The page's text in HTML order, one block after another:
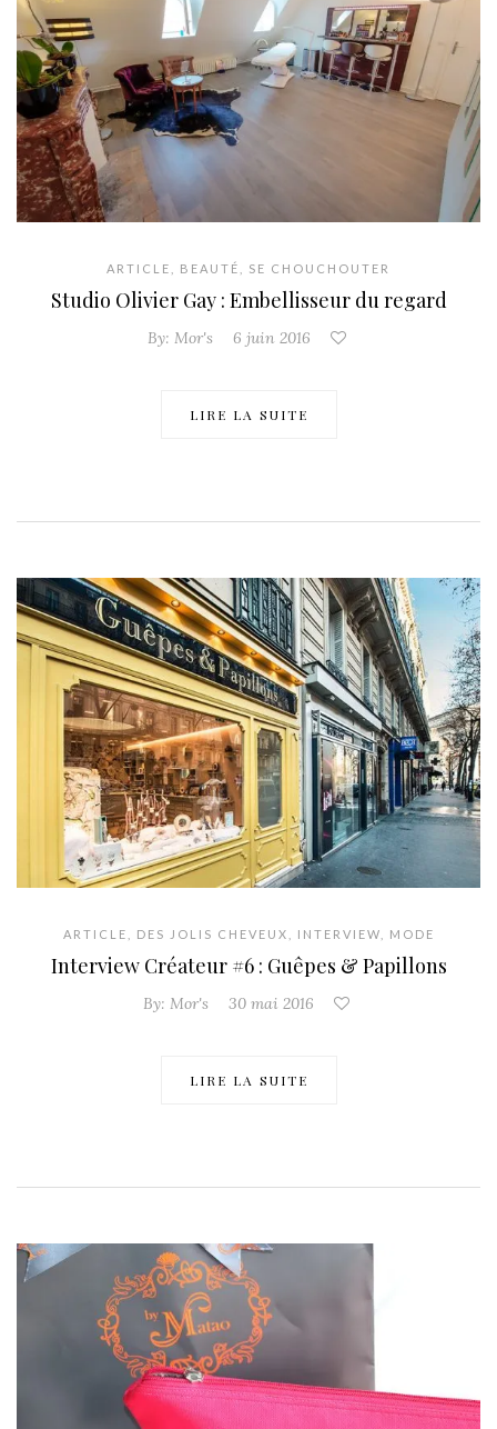
ARTICLE BEAUTÉ SE CHOUCHOUTER
Studio Olivier Gay : Embellisseur du regard
By: Mor's 6 juin 2016
LIRE LA SUITE
ARTICLE DES JOLIS CHEVEUX INTERVIEW MODE
Interview Créateur #6 : Guêpes & Papillons
By: Mor's 30 mai 2016
LIRE LA SUITE